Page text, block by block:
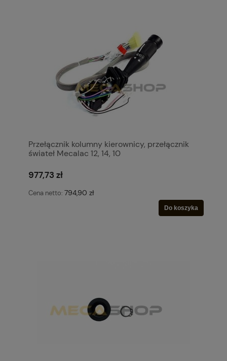
Przełącznik kolumny kierownicy, przełącznik
świateł Mecalac 12, 14, 10
977,73 zł
Cena netto: 794,90 zł
Do koszyka